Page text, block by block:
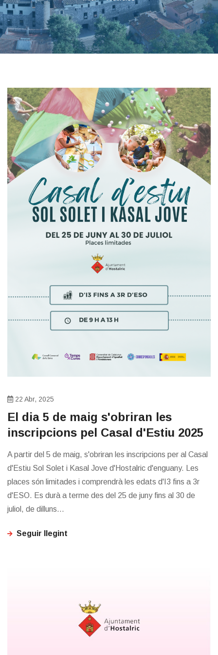
22 Abr, 2025
El dia 5 de maig s'obriran les
inscripcions pel Casal d'Estiu 2025
A partir del 5 de maig, s'obriran les inscripcions per al Casal
d'Estiu Sol Solet i Kasal Jove d'Hostalric d'enguany. Les
places són limitades i comprendrà les edats d'I3 fins a 3r
d'ESO. Es durà a terme des del 25 de juny fins al 30 de
juliol, de dilluns...
Seguir llegint